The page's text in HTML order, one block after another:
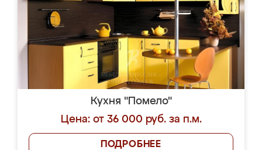
Кухня "Помело"
Цена: от 36 000 руб. за п.м.
ПОДРОБНЕЕ